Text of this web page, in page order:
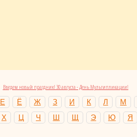
Введем новый праздник! 30 августа - День Мультипликации!
Е Ё Ж З И К Л М
Х Ц Ч Ш Щ Э Ю Я